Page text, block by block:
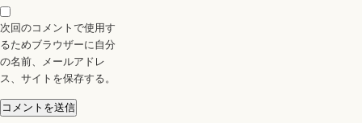
次回のコメントで使用す
るためブラウザーに自分
の名前、メールアドレ
ス、サイトを保存する。